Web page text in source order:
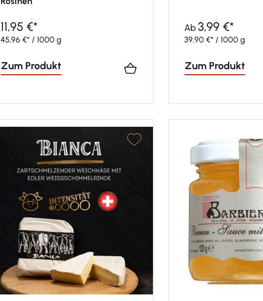
11,95 €*
45,96 €* / 1000 g
Zum Produkt
Ab3,99 €*
39,90 €* / 1000 g
Zum Produkt